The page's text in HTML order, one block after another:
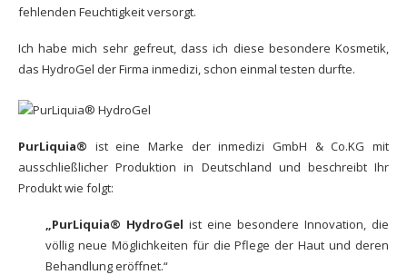
fehlenden Feuchtigkeit versorgt.
Ich habe mich sehr gefreut, dass ich diese besondere Kosmetik,
das HydroGel der Firma inmedizi, schon einmal testen durfte.
PurLiquia® ist eine Marke der inmedizi GmbH & Co.KG mit
ausschließlicher Produktion in Deutschland und beschreibt Ihr
Produkt wie folgt:
„PurLiquia® HydroGel ist eine besondere Innovation, die
völlig neue Möglichkeiten für die Pflege der Haut und deren
Behandlung eröffnet.“